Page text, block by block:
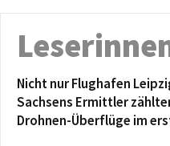
Nicht nur Flughafen
Sachsens Ermittler
Drohnen-Überflüge im